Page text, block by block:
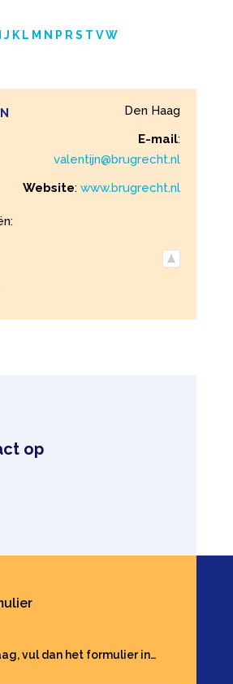
J K L M N P R S T V W
Den Haag
E-mail:
valentijn@brugrecht.nl
Website: www.brugrecht.nl
op
vul dan het formulier in…